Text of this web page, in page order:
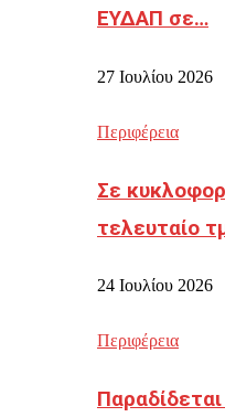
ΕΥΔΑΠ σε…
27 Ιουλίου 2026
Περιφέρεια
Σε
τελευταίο
24 Ιουλίου 2026
Περιφέρεια